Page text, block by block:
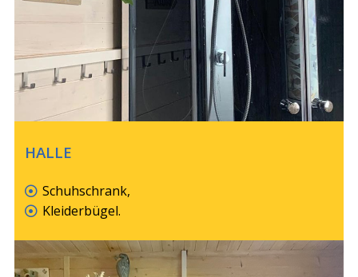
HALLE
Schuhschrank,
Kleiderbügel.